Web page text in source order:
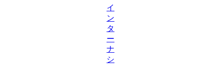
イ
ン
タ
ー
ナ
シ